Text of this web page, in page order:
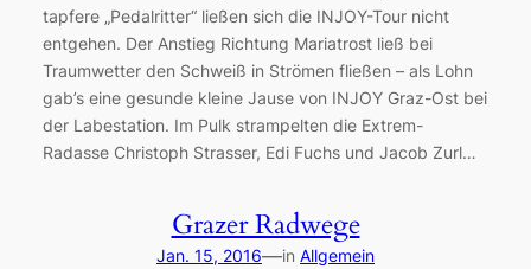
tapfere „Pedalritter“ ließen sich die INJOY-Tour nicht
entgehen. Der Anstieg Richtung Mariatrost ließ bei
Traumwetter den Schweiß in Strömen fließen – als Lohn
gab’s eine gesunde kleine Jause von INJOY Graz-Ost bei
der Labestation. Im Pulk strampelten die Extrem-
Radasse Christoph Strasser, Edi Fuchs und Jacob Zurl…
Grazer Radwege
Jan. 15, 2016—in Allgemein